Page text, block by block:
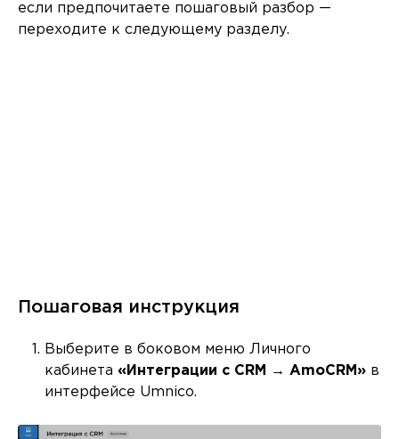
если предпочитаете пошаговый разбор —
переходите к следующему разделу.
Пошаговая инструкция
Выберите в боковом меню Личного
кабинета «Интеграции с CRM → AmoCRM» в
интерфейсе Umnico.